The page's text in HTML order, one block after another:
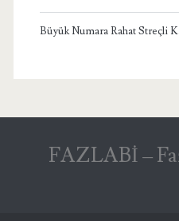
Büyük Numara Rahat Streçli
FAZLABİ –